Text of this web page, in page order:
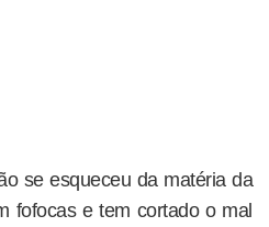
se esqueceu da matéria da
fofocas e tem cortado o mal